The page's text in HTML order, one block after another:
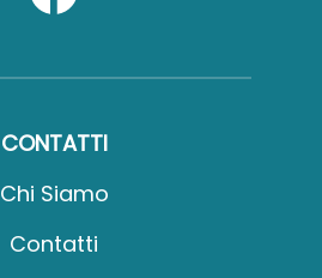
CONTATTI
Chi Siamo
Contatti